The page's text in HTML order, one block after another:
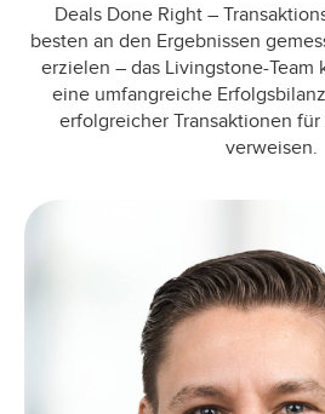
Deals Done Right –
besten an den Ergebnissen
erzielen – das Livingstone-Team
eine umfangreiche
erfolgreicher Transaktionen
verweisen.